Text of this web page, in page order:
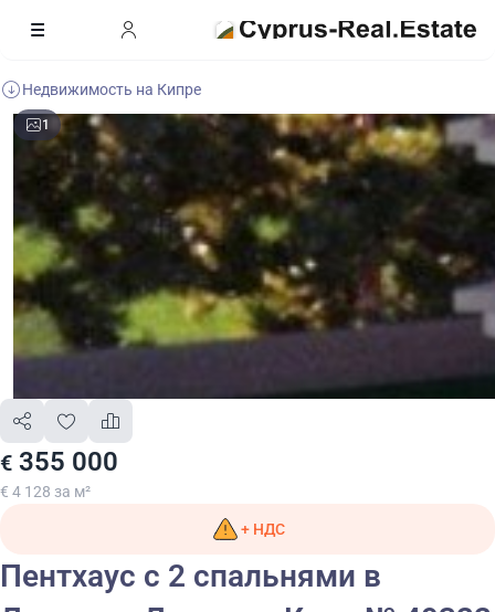
Недвижимость на Кипре
1
€ 355 000
€ 4 128 за м²
+ НДС
Пентхаус с 2 спальнями в